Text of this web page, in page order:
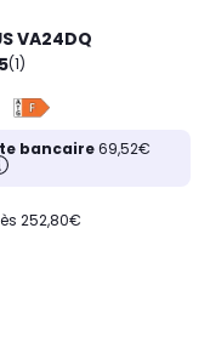
VA24DQ
(1)
bancaire69,52€
252,80€